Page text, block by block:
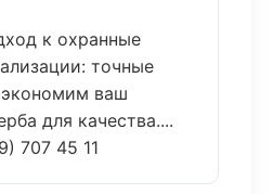
к охранные
точные
ваш
для качества....
707 45 11